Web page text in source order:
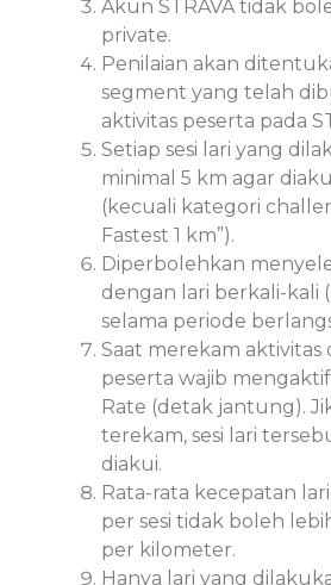
Akun STRAVA tidak
private.
Penilaian akan
segment yang telah
aktivitas peserta pada
Setiap sesi lari yang
minimal 5 km agar
(kecuali kategori
Fastest 1 km”).
Diperbolehkan
dengan lari berkali-kali
selama periode
Saat merekam aktivitas
peserta wajib
Rate (detak jantung).
terekam, sesi lari
diakui.
Rata-rata kecepatan
per sesi tidak boleh
per kilometer.
Hanya lari yang